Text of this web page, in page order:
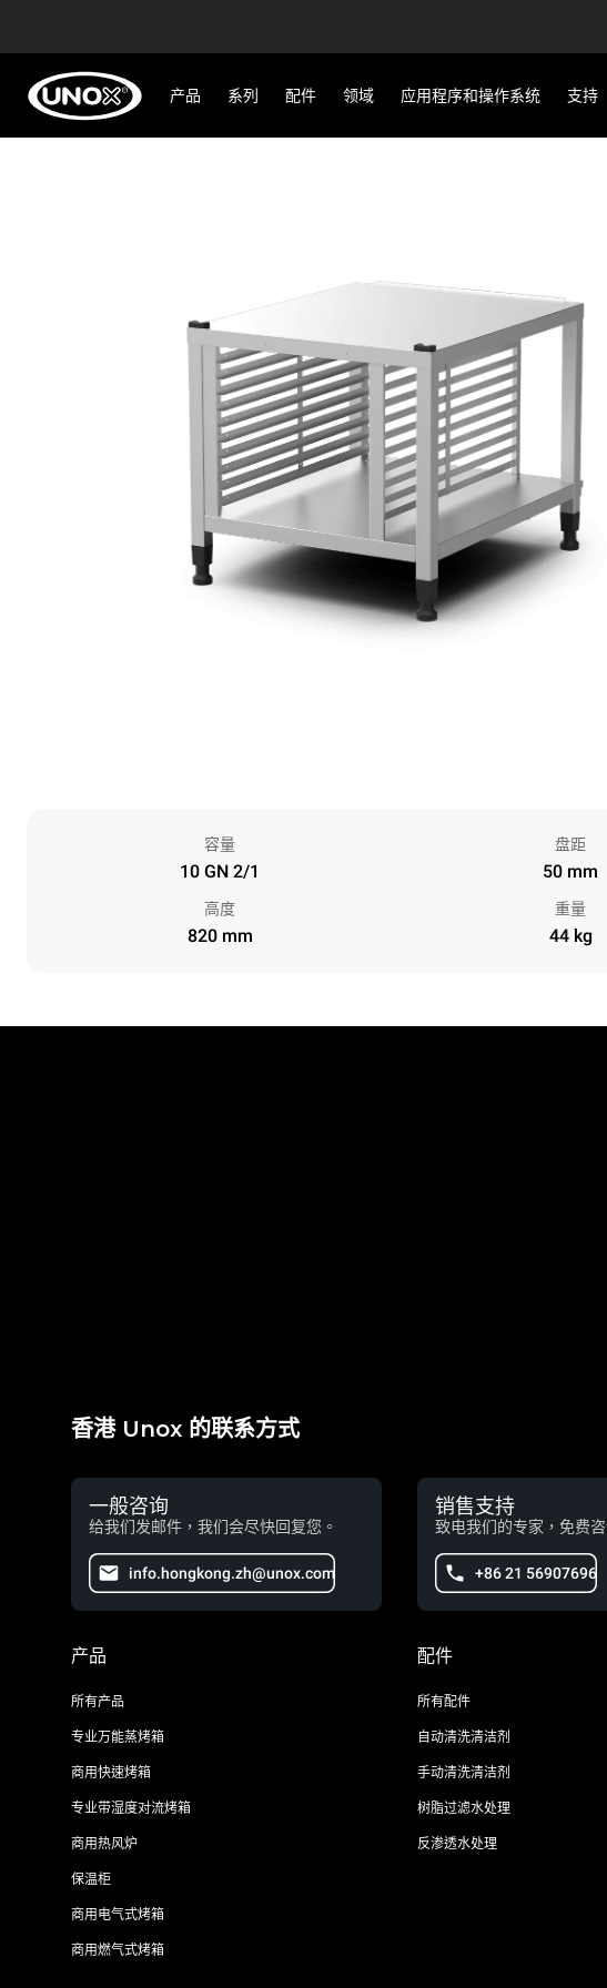
产品 系列 配件 领域 应用程序和操作系统 支持
容量
10 GN 2/1
盘距
50 mm
高度
820 mm
重量
44 kg
香港 Unox 的联系方式
一般咨询
给我们发邮件，我们会尽快回复您。
info.hongkong.zh@unox.com
销售支持
致电我们的专家，免费咨
+86 21 56907696
产品
所有产品
专业万能蒸烤箱
商用快速烤箱
专业带湿度对流烤箱
商用热风炉
保温柜
商用电气式烤箱
商用燃气式烤箱
配件
所有配件
自动清洗清洁剂
手动清洗清洁剂
树脂过滤水处理
反渗透水处理